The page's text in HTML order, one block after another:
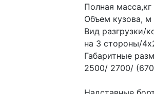
Полная масса,кг
Объем кузова, м
Вид разгрузки/
на 3 стороны/
Габаритные
2500/ 2700/